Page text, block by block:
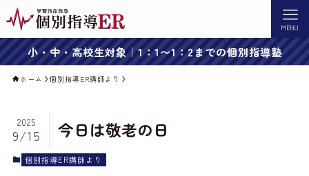
MENU
小・中・高校生対象｜1：1〜1：2までの個別指導塾
ホーム 個別指導ER講師より
今日は敬老の日
2025
9/15
個別指導ER講師より